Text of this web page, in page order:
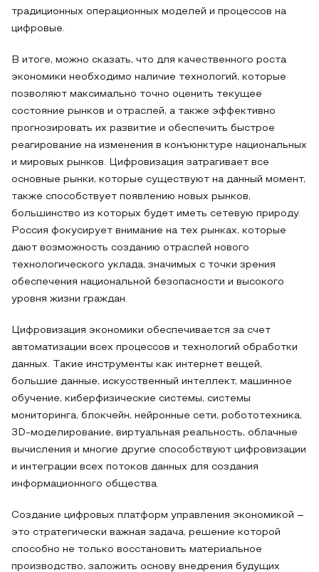
традиционных операционных моделей и процессов на
цифровые.
В итоге, можно сказать, что для качественного роста
экономики необходимо наличие технологий, которые
позволяют максимально точно оценить текущее
состояние рынков и отраслей, а также эффективно
прогнозировать их развитие и обеспечить быстрое
реагирование на изменения в конъюнктуре национальных
и мировых рынков. Цифровизация затрагивает все
основные рынки, которые существуют на данный момент,
также способствует появлению новых рынков,
большинство из которых будет иметь сетевую природу.
Россия фокусирует внимание на тех рынках, которые
дают возможность созданию отраслей нового
технологического уклада, значимых с точки зрения
обеспечения национальной безопасности и высокого
уровня жизни граждан.
Цифровизация экономики обеспечивается за счет
автоматизации всех процессов и технологий обработки
данных. Такие инструменты как интернет вещей,
большие данные, искусственный интеллект, машинное
обучение, киберфизические системы, системы
мониторинга, блокчейн, нейронные сети, робототехника,
3D-моделирование, виртуальная реальность, облачные
вычисления и многие другие способствуют цифровизации
и интеграции всех потоков данных для создания
информационного общества.
Создание цифровых платформ управления экономикой –
это стратегически важная задача, решение которой
способно не только восстановить материальное
производство, заложить основу внедрения будущих